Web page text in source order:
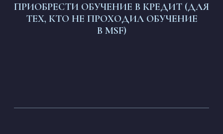
ПРИОБРЕСТИ ОБУЧЕНИЕ В КРЕДИТ (ДЛЯ
ТЕХ, КТО НЕ ПРОХОДИЛ ОБУЧЕНИЕ
В MSF)